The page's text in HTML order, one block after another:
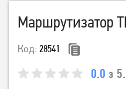
Маршрутизатор
Код: 28541
0.0 з